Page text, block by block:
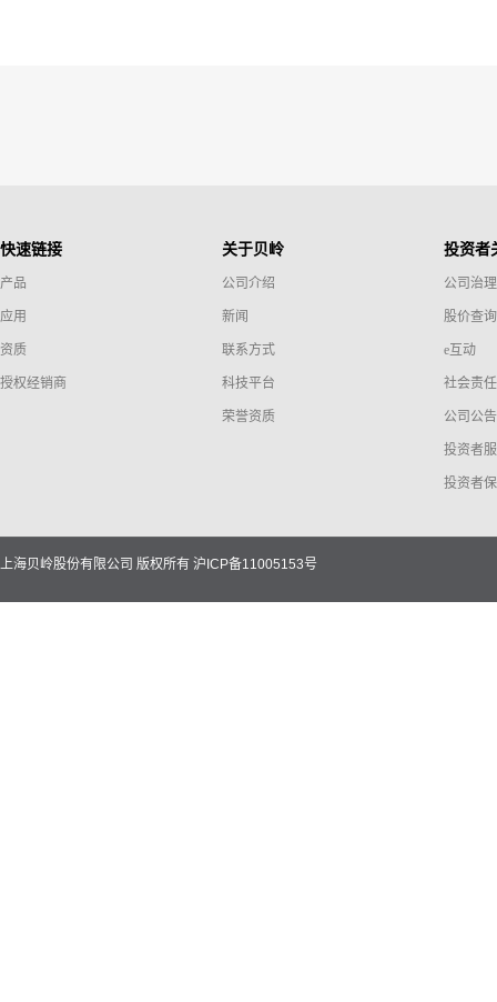
快速链接
产品
应用
资质
授权经销商
关于贝岭
公司介绍
新闻
联系方式
科技平台
荣誉资质
投资者
公司治理
股价查询
e互动
社会责
公司公告
投资者
投资者
上海贝岭股份有限公司 版权所有 沪ICP备11005153号